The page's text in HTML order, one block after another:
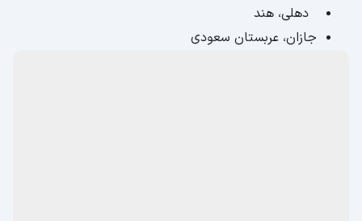
دهلی، هند
جازان، عربستان سعودی